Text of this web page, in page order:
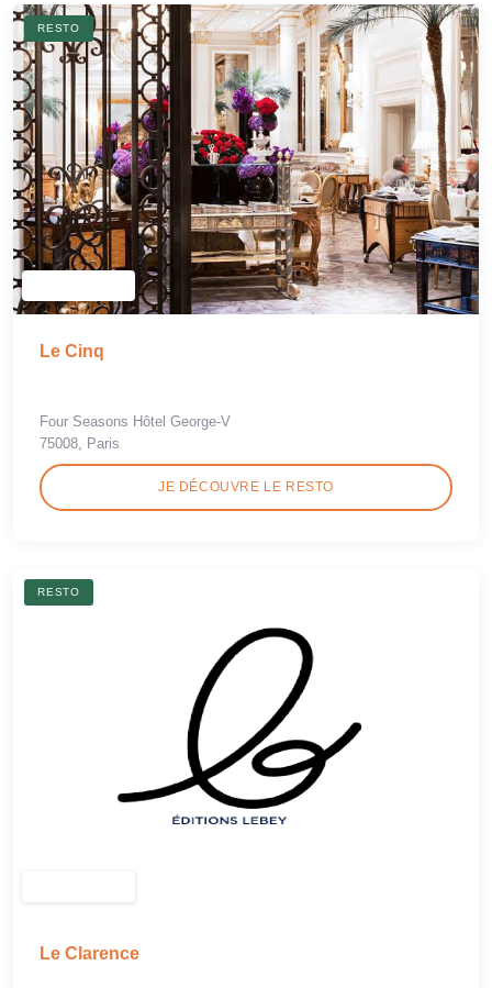
RESTO
Le Cinq
Four Seasons Hôtel George-V
75008, Paris
JE DÉCOUVRE LE RESTO
RESTO
Le Clarence